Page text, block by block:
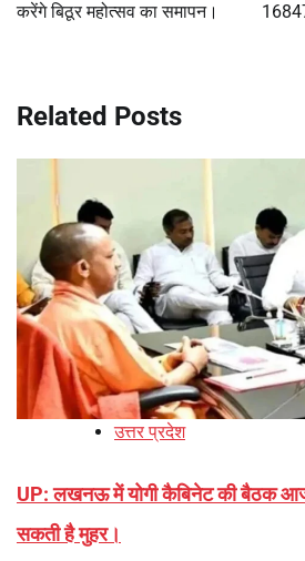
करेंगे बिठूर महोत्सव का समापन।
Related Posts
उत्तर प्रदेश
UP: लखनऊ में योगी कैबिनेट की बैठक
सकती है मुहर।